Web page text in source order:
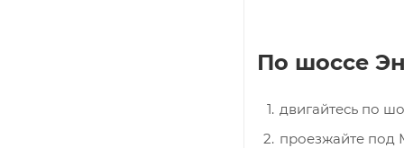
По шоссе
двигайтесь по
проезжайте